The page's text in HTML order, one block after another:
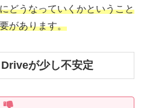
どうなっていくかということ
があります。
が少し不安定